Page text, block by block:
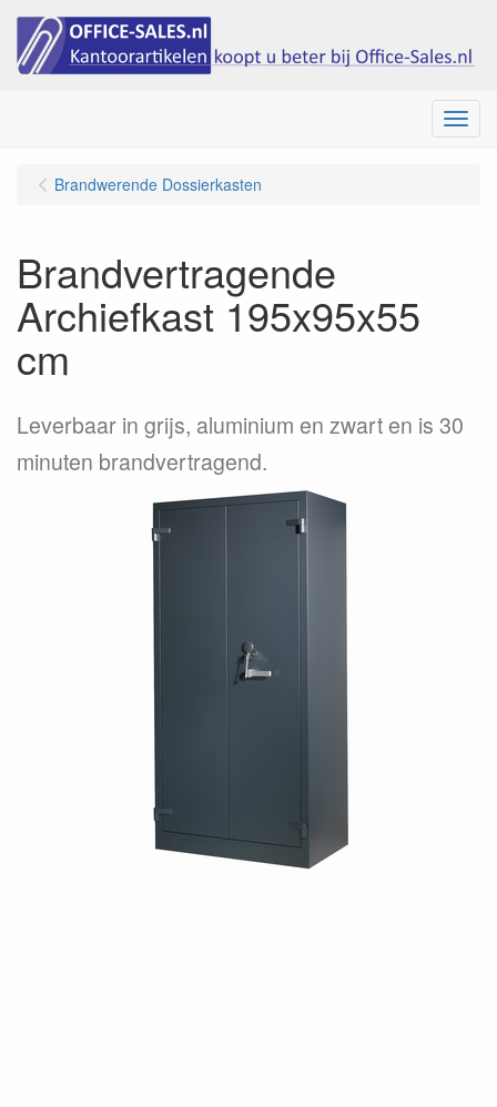
Menu
Brandwerende Dossierkasten
Brandvertragende
Archiefkast 195x95x55
cm
Leverbaar in grijs, aluminium en zwart en is 30
minuten brandvertragend.